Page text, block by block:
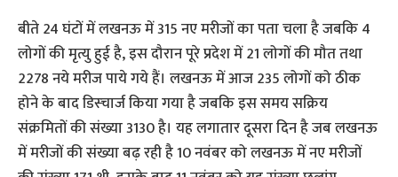
बीते 24 घंटों में लखनऊ में 315 नए मरीजों का पता चला है जबकि 4
लोगों की मृत्यु हुई है, इस दौरान पूरे प्रदेश में 21 लोगों की मौत तथा
2278 नये मरीज पाये गये हैं। लखनऊ में आज 235 लोगों को ठीक
होने के बाद डिस्चार्ज किया गया है जबकि इस समय सक्रिय
संक्रमितों की संख्या 3130 है। यह लगातार दूसरा दिन है जब लखनऊ
में मरीजों की संख्या बढ़ रही है 10 नवंबर को लखनऊ में नए मरीजों